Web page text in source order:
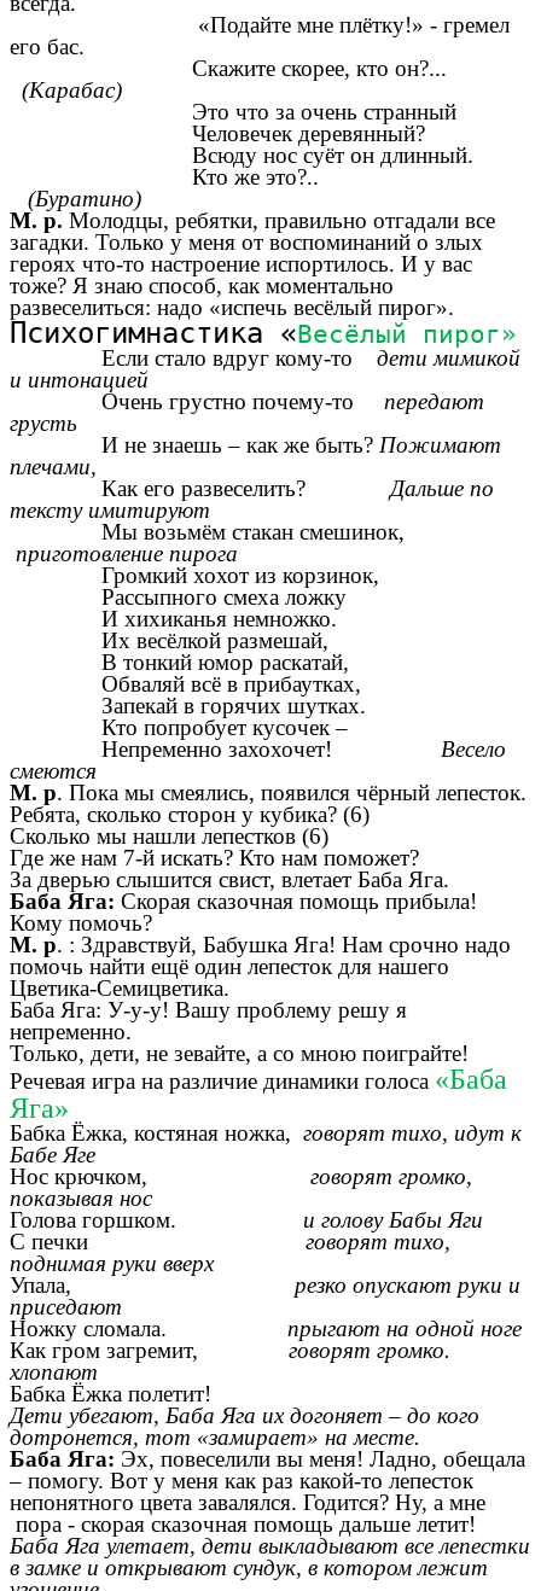
«Подайте мне плётку!» - гремел
его бас.
Скажите скорее, кто он?...
(Карабас)
Это что за очень странный
Человечек деревянный?
Всюду нос суёт он длинный.
Кто же это?..
(Буратино)
М. р. Молодцы, ребятки, правильно отгадали все
загадки. Только у меня от воспоминаний о злых
героях что-то настроение испортилось. И у вас
тоже? Я знаю способ, как моментально
развеселиться: надо «испечь весёлый пирог».
Психогимнастика «Весёлый пирог»
Если стало вдруг кому-то дети мимикой
и интонацией
Очень грустно почему-то передают
грусть
И не знаешь – как же быть? Пожимают
плечами,
Как его развеселить? Дальше по
тексту имитируют
Мы возьмём стакан смешинок,
приготовление пирога
Громкий хохот из корзинок,
Рассыпного смеха ложку
И хихиканья немножко.
Их весёлкой размешай,
В тонкий юмор раскатай,
Обваляй всё в прибаутках,
Запекай в горячих шутках.
Кто попробует кусочек –
Непременно захохочет!
Весело
смеются
М. р. Пока мы смеялись, появился чёрный лепесток.
Ребята, сколько сторон у кубика? (6)
Сколько мы нашли лепестков (6)
Где же нам 7-й искать? Кто нам поможет?
За дверью слышится свист, влетает Баба Яга.
Баба Яга: Скорая сказочная помощь прибыла!
Кому помочь?
М. р. : Здравствуй, Бабушка Яга! Нам срочно надо
помочь найти ещё один лепесток для нашего
Цветика-Семицветика.
Баба Яга: У-у-у! Вашу проблему решу я
непременно.
Только, дети, не зевайте, а со мною поиграйте!
Речевая игра на различие динамики голоса «Баба
Яга»
Бабка Ёжка, костяная ножка, говорят тихо, идут к
Бабе Яге
Нос крючком, говорят громко,
показывая нос
Голова горшком. и голову Бабы Яги
С печки говорят тихо,
поднимая руки вверх
Упала, резко опускают руки и
приседают
Ножку сломала. прыгают на одной ноге
Как гром загремит, говорят громко.
хлопают
Бабка Ёжка полетит!
Дети убегают, Баба Яга их догоняет – до кого
дотронется, тот «замирает» на месте.
Баба Яга: Эх, повеселили вы меня! Ладно, обещала
– помогу. Вот у меня как раз какой-то лепесток
непонятного цвета завалялся. Годится? Ну, а мне
пора - скорая сказочная помощь дальше летит!
Баба Яга улетает, дети выкладывают все лепестки
в замке и открывают сундук, в котором лежит